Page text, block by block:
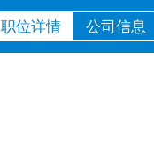
职位详情 公司信息